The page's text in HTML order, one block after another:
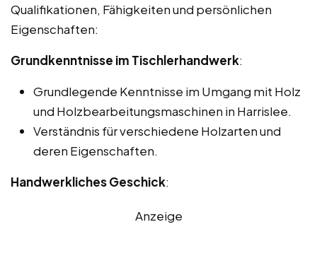
Qualifikationen, Fähigkeiten und persönlichen
Eigenschaften:
Grundkenntnisse im Tischlerhandwerk:
Grundlegende Kenntnisse im Umgang mit Holz
und Holzbearbeitungsmaschinen in Harrislee.
Verständnis für verschiedene Holzarten und
deren Eigenschaften.
Handwerkliches Geschick:
Anzeige